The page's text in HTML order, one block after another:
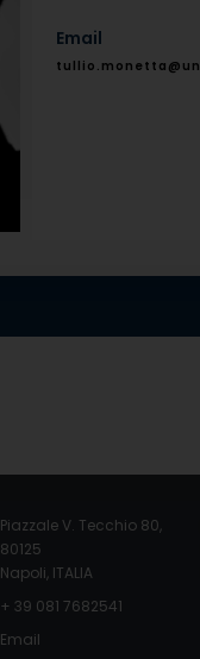
Email
Piazzale V. Tecchio 80,
80125
Napoli, ITALIA
+ 39 081 7682541
Email